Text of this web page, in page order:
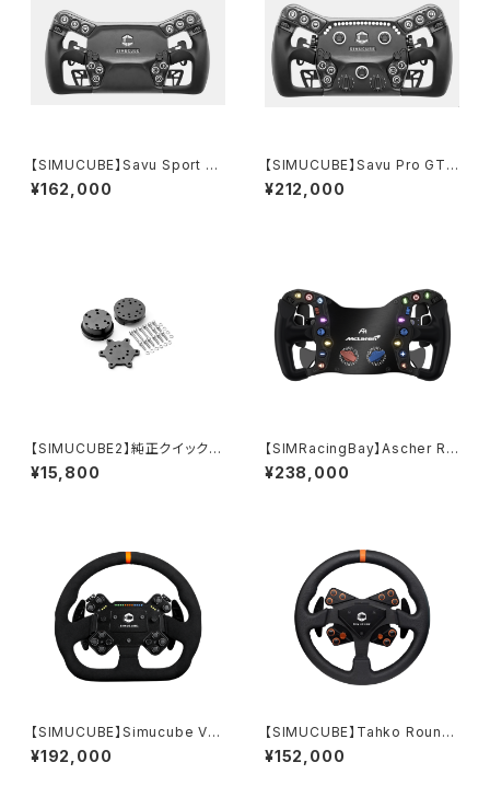
【SIMUCUBE】Savu Sport G
T ステアリング（Link Hub無し・
SC3用クイックリリース付属）
¥162,000
【SIMUCUBE】Savu Pro GT
ステアリング（Link Hub無し・S
C3用クイックリリース付属）
¥212,000
【SIMUCUBE2】純正クイックリ
リース／Wheel side kit V2
¥15,800
【SIMRacingBay】Ascher Ra
cing McLaren Artura PRO-
SC（マクラーレンArtura GT4
¥238,000
【SIMUCUBE】Simucube Val
o D型 ブラック レザー GT-23
Leather Version SC3 クリッ
¥192,000
【SIMUCUBE】Tahko Round
Black Edition
¥152,000